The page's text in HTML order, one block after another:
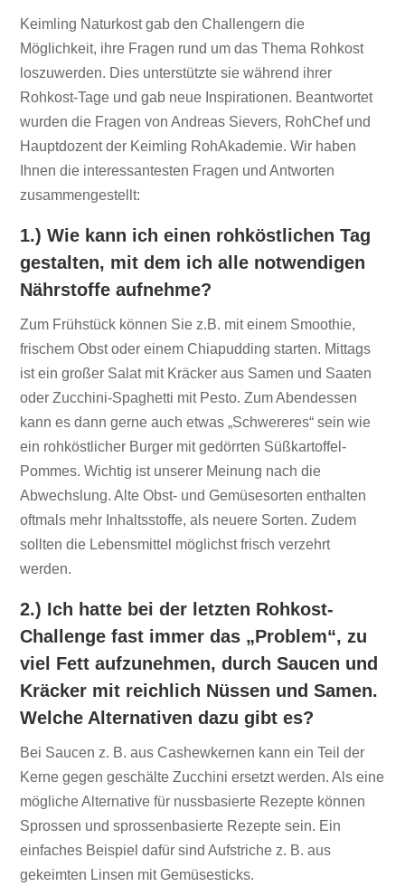
Keimling Naturkost gab den Challengern die
Möglichkeit, ihre Fragen rund um das Thema Rohkost
loszuwerden. Dies unterstützte sie während ihrer
Rohkost-Tage und gab neue Inspirationen. Beantwortet
wurden die Fragen von Andreas Sievers, RohChef und
Hauptdozent der Keimling RohAkademie. Wir haben
Ihnen die interessantesten Fragen und Antworten
zusammengestellt:
1.) Wie kann ich einen rohköstlichen Tag
gestalten, mit dem ich alle notwendigen
Nährstoffe aufnehme?
Zum Frühstück können Sie z.B. mit einem Smoothie,
frischem Obst oder einem Chiapudding starten. Mittags
ist ein großer Salat mit Kräcker aus Samen und Saaten
oder Zucchini-Spaghetti mit Pesto. Zum Abendessen
kann es dann gerne auch etwas „Schwereres“ sein wie
ein rohköstlicher Burger mit gedörrten Süßkartoffel-
Pommes. Wichtig ist unserer Meinung nach die
Abwechslung. Alte Obst- und Gemüsesorten enthalten
oftmals mehr Inhaltsstoffe, als neuere Sorten. Zudem
sollten die Lebensmittel möglichst frisch verzehrt
werden.
2.) Ich hatte bei der letzten Rohkost-
Challenge fast immer das „Problem“, zu
viel Fett aufzunehmen, durch Saucen und
Kräcker mit reichlich Nüssen und Samen.
Welche Alternativen dazu gibt es?
Bei Saucen z. B. aus Cashewkernen kann ein Teil der
Kerne gegen geschälte Zucchini ersetzt werden. Als eine
mögliche Alternative für nussbasierte Rezepte können
Sprossen und sprossenbasierte Rezepte sein. Ein
einfaches Beispiel dafür sind Aufstriche z. B. aus
gekeimten Linsen mit Gemüsesticks.